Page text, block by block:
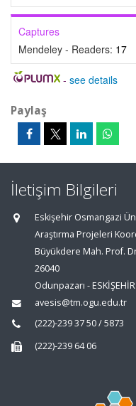
Captures
Mendeley - Readers: 17
- see details
Paylaş
İletişim Bilgileri
Eskişehir Osmangazi
Araştırma Projeleri
Büyükdere Mah. Prof.
26040
Odunpazarı - ESKİŞEHİR
avesis@tm.ogu.edu.tr
(222)-239 37 50 / 5873
(222)-239 64 06